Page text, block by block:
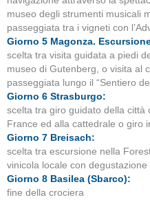
museo degli strumenti musicali
passeggiata tra i vigneti con
Giorno 5 Magonza.
scelta tra visita guidata a piedi
museo di Gutenberg, o visita al
passeggiata lungo il “Sentiero
Giorno 6 Strasburgo:
scelta tra giro guidato della città
France ed alla cattedrale o giro
Giorno 7 Breisach:
scelta tra escursione nella
vinicola locale con degustazione
Giorno 8 Basilea (Sbarco):
fine della crociera